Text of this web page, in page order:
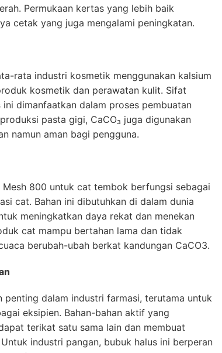
Permukaan kertas yang lebih baik
cetak yang juga mengalami peningkatan.
rata industri kosmetik menggunakan kalsium
kosmetik dan perawatan kulit. Sifat
dimanfaatkan dalam proses pembuatan
pasta gigi, CaCO₃ juga digunakan
namun aman bagi pengguna.
Mesh 800 untuk cat tembok berfungsi sebagai
cat. Bahan ini dibutuhkan di dalam dunia
meningkatkan daya rekat dan menekan
cat mampu bertahan lama dan tidak
berubah-ubah berkat kandungan CaCO3.
penting dalam industri farmasi, terutama untuk
eksipien. Bahan-bahan aktif yang
terikat satu sama lain dan membuat
industri pangan, bubuk halus ini berperan